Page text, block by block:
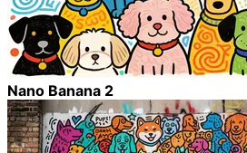
Nano Banana 2